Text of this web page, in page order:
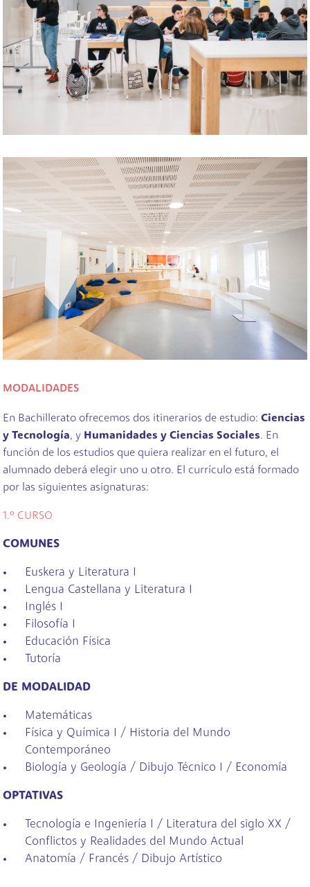
MODALIDADES
En Bachillerato ofrecemos dos itinerarios de estudio: Ciencias
y Tecnología, y Humanidades y Ciencias Sociales. En
función de los estudios que quiera realizar en el futuro, el
alumnado deberá elegir uno u otro. El currículo está formado
por las siguientes asignaturas:
1.º CURSO
COMUNES
Euskera y Literatura I
Lengua Castellana y Literatura I
Inglés I
Filosofía I
Educación Física
Tutoría
DE MODALIDAD
Matemáticas
Física y Química I / Historia del Mundo
Contemporáneo
Biología y Geología / Dibujo Técnico I / Economía
OPTATIVAS
Tecnología e Ingeniería I / Literatura del siglo XX /
Conflictos y Realidades del Mundo Actual
Anatomía / Francés / Dibujo Artístico